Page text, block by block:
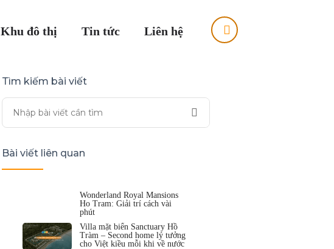
Khu đô thị Tin tức Liên hệ
Tìm kiếm bài viết
Bài viết liên quan
Wonderland Royal Mansions
Ho Tram: Giải trí cách vài
phút
Villa mặt biển Sanctuary Hồ
Tràm – Second home lý tưởng
cho Việt kiều mỗi khi về nước